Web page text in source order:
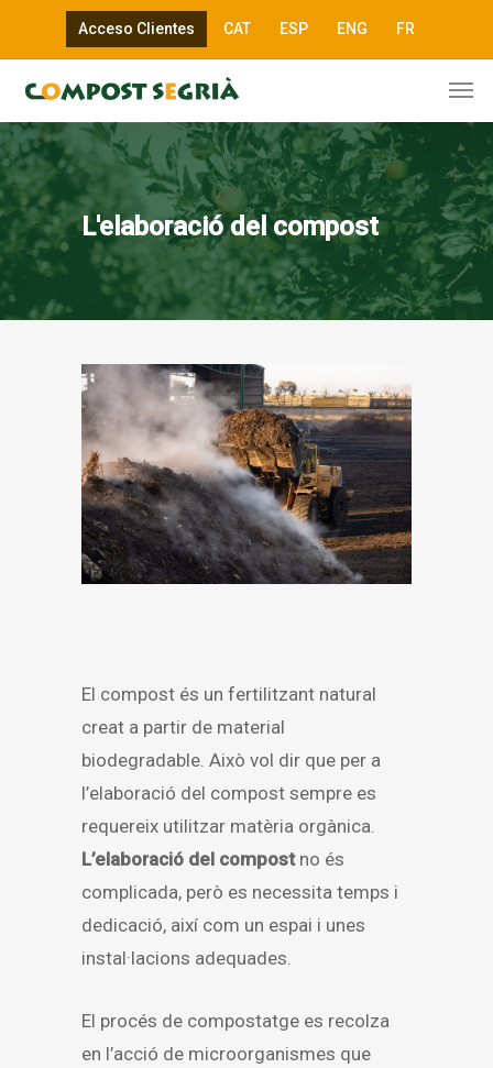
Acceso Clientes CAT ESP ENG FR
L'elaboració del compost
El compost és un fertilitzant natural
creat a partir de material
biodegradable. Això vol dir que per a
l’elaboració del compost sempre es
requereix utilitzar matèria orgànica.
L’elaboració del compostno és
complicada, però es necessita temps i
dedicació, així com un espai i unes
instal·lacions adequades.
El procés de compostatge es recolza
en l’acció de microorganismes que